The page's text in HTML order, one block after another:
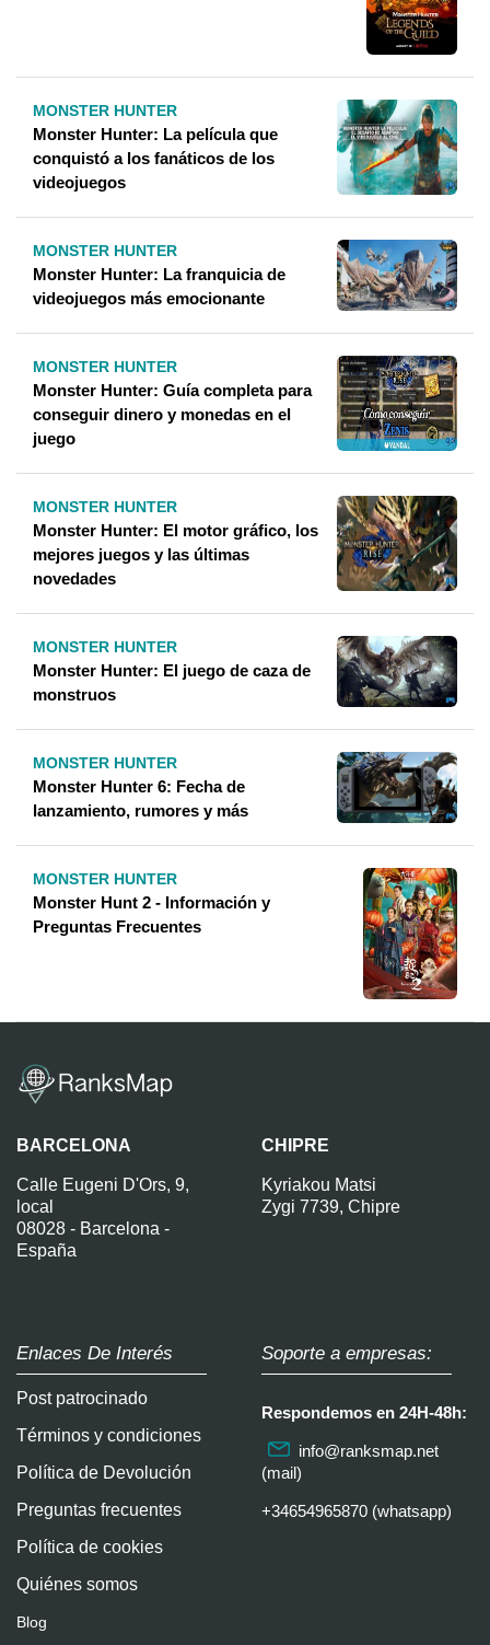
MONSTER HUNTER
Monster Hunter: La película que
conquistó a los fanáticos de los
videojuegos
MONSTER HUNTER
Monster Hunter: La franquicia de
videojuegos más emocionante
MONSTER HUNTER
Monster Hunter: Guía completa para
conseguir dinero y monedas en el
juego
MONSTER HUNTER
Monster Hunter: El motor gráfico, los
mejores juegos y las últimas
novedades
MONSTER HUNTER
Monster Hunter: El juego de caza de
monstruos
MONSTER HUNTER
Monster Hunter 6: Fecha de
lanzamiento, rumores y más
MONSTER HUNTER
Monster Hunt 2 - Información y
Preguntas Frecuentes
BARCELONA
Calle Eugeni D'Ors, 9,
local
08028 - Barcelona -
España
CHIPRE
Kyriakou Matsi
Zygi 7739, Chipre
Enlaces De Interés
Post patrocinado
Términos y condiciones
Política de Devolución
Preguntas frecuentes
Política de cookies
Quiénes somos
Blog
Soporte a empresas:
Respondemos en 24H-48h:
info@ranksmap.net
(mail)
+34654965870 (whatsapp)